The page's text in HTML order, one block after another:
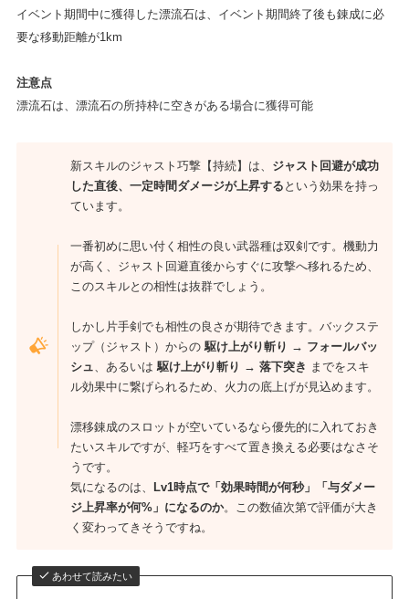
イベント期間中に獲得した漂流石は、イベント期間終了後も錬成に必
要な移動距離が1km
注意点
漂流石は、漂流石の所持枠に空きがある場合に獲得可能
新スキルのジャスト巧撃【持続】は、 ジャスト回避が成功
した直後、一定時間ダメージが上昇する という効果を持っ
ています。
一番初めに思い付く相性の良い武器種は双剣です。機動力
が高く、ジャスト回避直後からすぐに攻撃へ移れるため、
このスキルとの相性は抜群でしょう。
しかし片手剣でも相性の良さが期待できます。バックステ
ップ（ジャスト）からの駆け上がり斬り → フォールバッ
シュ、あるいは駆け上がり斬り → 落下突き までをスキ
ル効果中に繋げられるため、火力の底上げが見込めます。
漂移錬成のスロットが空いているなら優先的に入れておき
たいスキルですが、軽巧をすべて置き換える必要はなさそ
うです。
気になるのは、
Lv1時点で「効果時間が何秒」「与ダメー
ジ上昇率が何%」になるのか。この数値次第で評価が大き
く変わってきそうですね。
あわせて読みたい